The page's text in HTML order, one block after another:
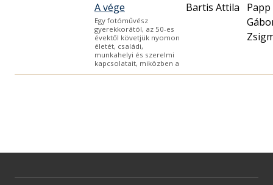
A vége
Egy fotóművész
gyerekkorától, az 50-es
évektől követjük nyomon
életét, családi,
munkahelyi és szerelmi
kapcsolatait, miközben a
Bartis Attila
Papp